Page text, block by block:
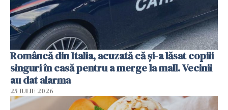
Româncă din Italia, acuzată că și-a lăsat copiii
singuri în casă pentru a merge la mall. Vecinii
au dat alarma
25 IULIE 2026